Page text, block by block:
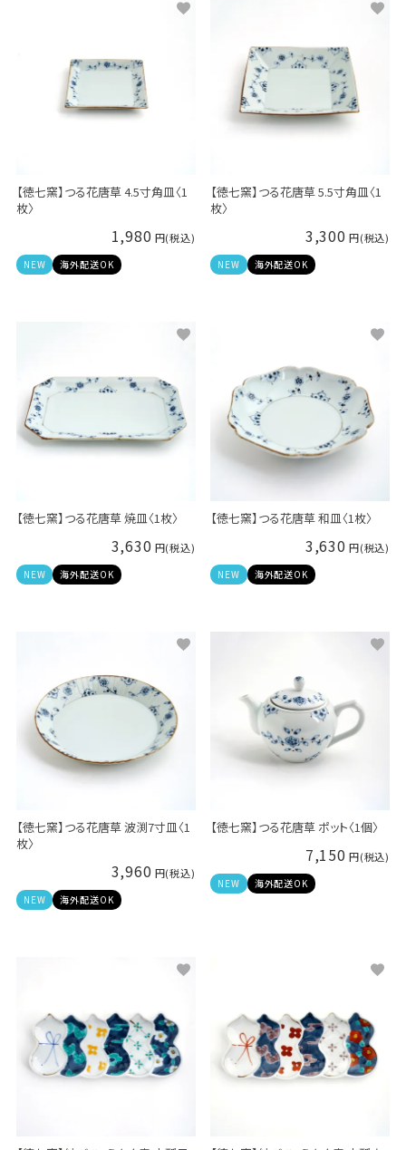
【徳七窯】つる花唐草 4.5寸角皿〈1
枚〉
1,980
NEW 海外配送OK
【徳七窯】つる花唐草 5.5寸角皿〈1
枚〉
3,300
NEW 海外配送OK
【徳七窯】つる花唐草 焼皿〈1枚〉
3,630
NEW 海外配送OK
【徳七窯】つる花唐草 和皿〈1枚〉
3,630
NEW 海外配送OK
【徳七窯】つる花唐草 波渕7寸皿〈1
枚〉
3,960
NEW 海外配送OK
【徳七窯】つる花唐草 ポット〈1個〉
7,150
NEW 海外配送OK